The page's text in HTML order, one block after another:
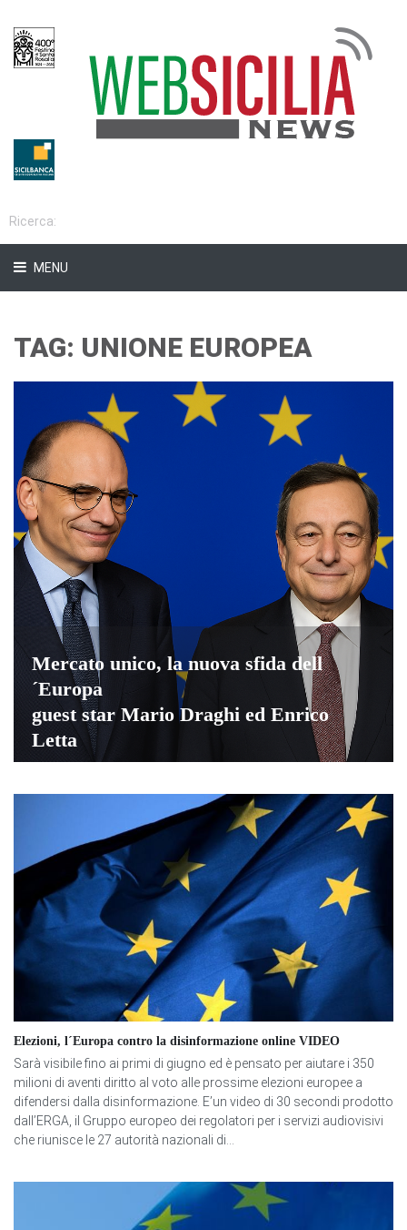
MENU
TAG: UNIONE EUROPEA
Mercato unico, la nuova sfida dell
´Europa
guest star Mario Draghi ed Enrico
Letta
Elezioni, l´Europa contro la disinformazione online VIDEO
Sarà visibile fino ai primi di giugno ed è pensato per aiutare i 350
milioni di aventi diritto al voto alle prossime elezioni europee a
difendersi dalla disinformazione. E’un video di 30 secondi prodotto
dall’ERGA, il Gruppo europeo dei regolatori per i servizi audiovisivi
che riunisce le 27 autorità nazionali di...